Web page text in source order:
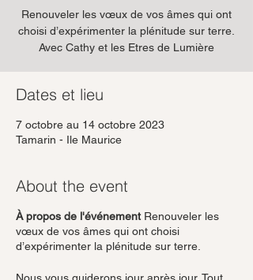
Renouveler les vœux de vos âmes qui ont
choisi d’expérimenter la plénitude sur terre.
Avec Cathy et les Etres de Lumière
Dates et lieu
7 octobre au 14 octobre 2023
Tamarin - Ile Maurice
About the event
À propos de l'événementRenouveler les
vœux de vos âmes qui ont choisi
d’expérimenter la plénitude sur terre.